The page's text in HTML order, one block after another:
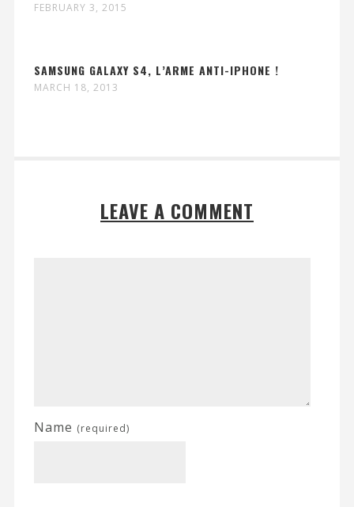
FEBRUARY 3, 2015
SAMSUNG GALAXY S4, L’ARME ANTI-IPHONE !
MARCH 18, 2013
LEAVE A COMMENT
Name (required)